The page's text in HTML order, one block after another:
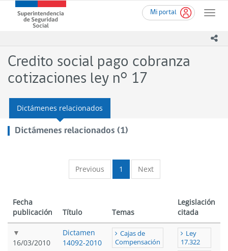
contenido
Mi portal
Toggle
Superintendencia
de
(SUSESO)
-
Gobierno
de
Credito social pago cobranza
cotizaciones ley n° 17
Dictámenes relacionados
Dictámenes relacionados (1)
Previous 1 Next
Fecha
publicación
Título Temas
Legislación
citada
16/03/2010
Dictamen
14092-2010
Cajas de
Compensación
Ley
17.322